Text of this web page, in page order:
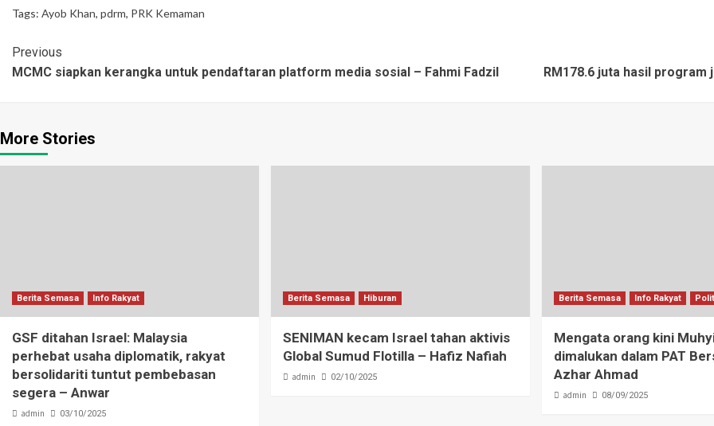
Tags: Ayob Khan, pdrm, PRK Kemaman
Previous
MCMC siapkan kerangka untuk pendaftaran platform media sosial – Fahmi Fadzil
RM178.6 juta hasil program
More Stories
Berita Semasa Info Rakyat
GSF ditahan Israel: Malaysia
perhebat usaha diplomatik, rakyat
bersolidariti tuntut pembebasan
segera – Anwar
admin 03/10/2025
Berita Semasa Hiburan
SENIMAN kecam Israel tahan aktivis
Global Sumud Flotilla – Hafiz Nafiah
admin 02/10/2025
Berita Semasa Info Rakyat
Mengata orang kini
dimalukan dalam PAT
Azhar Ahmad
admin 08/09/2025